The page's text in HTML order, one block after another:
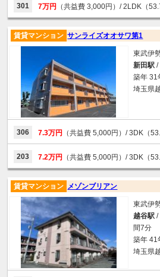
301 7万円 （共益費 3,000円）/ 2LDK（
サンライズオオサワ第1
賃貸マンション
東武伊
新田駅 /
築年 31
埼玉県
306 7.3万円 （共益費 5,000円）/ 3DK（
203 7.2万円 （共益費 5,000円）/ 3DK（
メゾンブリアン
賃貸マンション
東武伊
越谷駅 /
間7分
築年 41
埼玉県